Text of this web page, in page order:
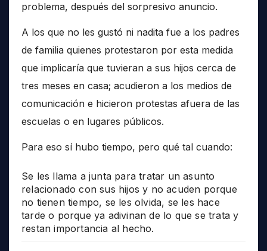
problema, después del sorpresivo anuncio.
A los que no les gustó ni nadita fue a los padres
de familia quienes protestaron por esta medida
que implicaría que tuvieran a sus hijos cerca de
tres meses en casa; acudieron a los medios de
comunicación e hicieron protestas afuera de las
escuelas o en lugares públicos.
Para eso sí hubo tiempo, pero qué tal cuando:
Se les llama a junta para tratar un asunto
relacionado con sus hijos y no acuden porque
no tienen tiempo, se les olvida, se les hace
tarde o porque ya adivinan de lo que se trata y
restan importancia al hecho.